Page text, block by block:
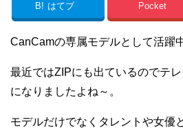
B! はてブ Pocket
CanCamの専属モデルとして活躍
最近ではZIPにも出ているのでテ
になりましたよね～。
モデルだけでなくタレントや女優